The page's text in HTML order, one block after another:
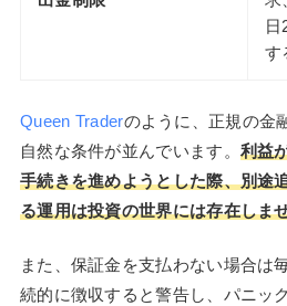
日
す
Queen Traderのように、正規の金
自然な条件が並んでいます。 利益
手続きを進めようとした際、別途
る運用は投資の世界には存在しま
また、保証金を支払わない場合は
続的に徴収すると警告し、パニッ